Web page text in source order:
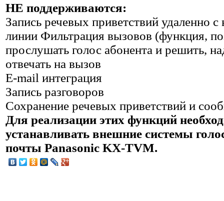
НЕ поддерживаются:
Запись речевых приветствий удаленно
линии Фильтрация вызовов (функция,
прослушать голос абонента и решить,
отвечать на вызов
E-mail интеграция
Запись разговоров
Сохранение речевых приветствий и
Для реализации этих функций
устанавливать внешние системы
почты Panasonic KX-TVM.